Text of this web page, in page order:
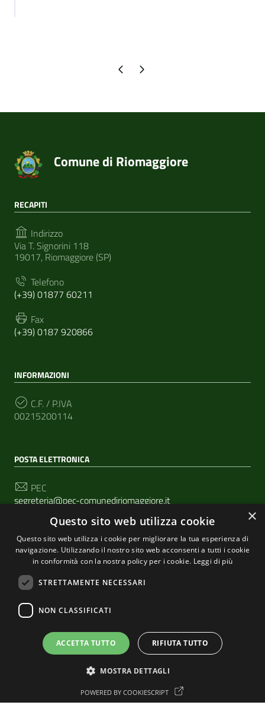
Pagina precedente
Pagina successiva
Comune di Riomaggiore
RECAPITI
Indirizzo
Via T. Signorini 118
19017, Riomaggiore (SP)
Telefono
(+39) 01877 60211
Fax
(+39) 0187 920866
INFORMAZIONI
C.F. / P.IVA
00215200114
POSTA ELETTRONICA
PEC
segreteria@pec-comunediriomaggiore.it
Email
urp@comune.riomaggiore.sp.it
SEGUICI SU
Sezione Link Utili
Cookie policy | Realizzato con WordPress
×
Questo sito web utilizza cookie
Questo sito web utilizza i cookie per migliorare la tua esperienza di
navigazione. Utilizzando il nostro sito web acconsenti a tutti i cookie
in conformità con la nostra policy per i cookie. Leggi di più
STRETTAMENTE NECESSARI
NON CLASSIFICATI
ACCETTA TUTTO RIFIUTA TUTTO
MOSTRA DETTAGLI
POWERED BY COOKIESCRIPT